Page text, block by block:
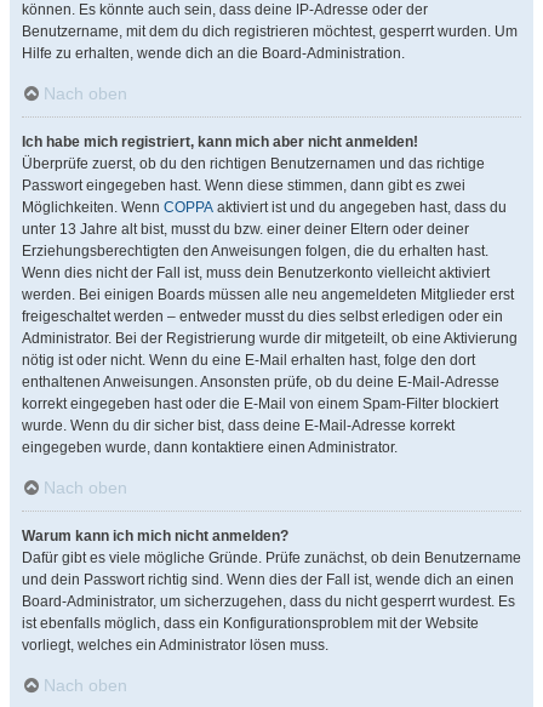
können. Es könnte auch sein, dass deine IP-Adresse oder der
Benutzername, mit dem du dich registrieren möchtest, gesperrt wurden. Um
Hilfe zu erhalten, wende dich an die Board-Administration.
Nach oben
Ich habe mich registriert, kann mich aber nicht anmelden!
Überprüfe zuerst, ob du den richtigen Benutzernamen und das richtige
Passwort eingegeben hast. Wenn diese stimmen, dann gibt es zwei
Möglichkeiten. Wenn COPPA aktiviert ist und du angegeben hast, dass du
unter 13 Jahre alt bist, musst du bzw. einer deiner Eltern oder deiner
Erziehungsberechtigten den Anweisungen folgen, die du erhalten hast.
Wenn dies nicht der Fall ist, muss dein Benutzerkonto vielleicht aktiviert
werden. Bei einigen Boards müssen alle neu angemeldeten Mitglieder erst
freigeschaltet werden – entweder musst du dies selbst erledigen oder ein
Administrator. Bei der Registrierung wurde dir mitgeteilt, ob eine Aktivierung
nötig ist oder nicht. Wenn du eine E-Mail erhalten hast, folge den dort
enthaltenen Anweisungen. Ansonsten prüfe, ob du deine E-Mail-Adresse
korrekt eingegeben hast oder die E-Mail von einem Spam-Filter blockiert
wurde. Wenn du dir sicher bist, dass deine E-Mail-Adresse korrekt
eingegeben wurde, dann kontaktiere einen Administrator.
Nach oben
Warum kann ich mich nicht anmelden?
Dafür gibt es viele mögliche Gründe. Prüfe zunächst, ob dein Benutzername
und dein Passwort richtig sind. Wenn dies der Fall ist, wende dich an einen
Board-Administrator, um sicherzugehen, dass du nicht gesperrt wurdest. Es
ist ebenfalls möglich, dass ein Konfigurationsproblem mit der Website
vorliegt, welches ein Administrator lösen muss.
Nach oben